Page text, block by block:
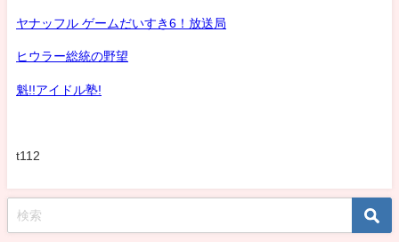
ヤナッフル ゲームだいすき6！放送局
ヒウラー総統の野望
魁!!アイドル塾!
t112